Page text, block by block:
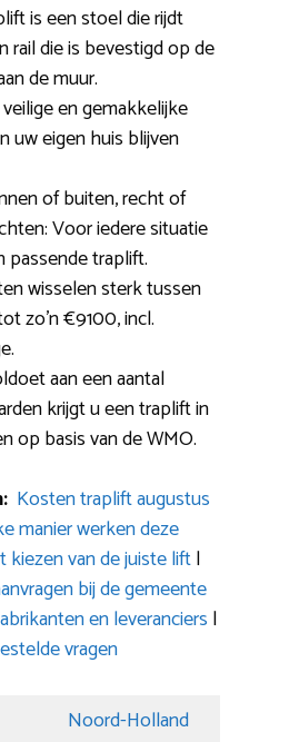
is een stoel die rijdt
rail die is bevestigd op de
de muur.
en gemakkelijke
uw eigen huis blijven
of buiten, recht of
Voor iedere situatie
passende traplift.
wisselen sterk tussen
zo’n €9100, incl.
aan een aantal
krijgt u een traplift in
op basis van de WMO.
Kosten traplift augustus
manier werken deze
kiezen van de juiste lift|
bij de gemeente
en leveranciers |
vragen
Noord-Holland